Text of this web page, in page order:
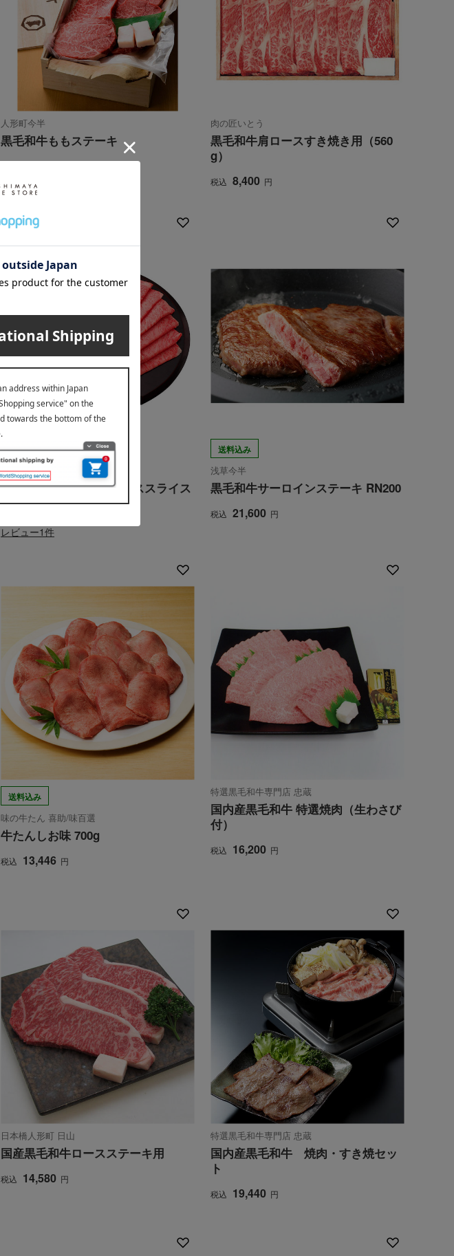
人形町今半
黒毛和牛ももステーキ
10,800
肉の匠いとう
黒毛和牛肩ロースすき焼き用（560
g）
税込 8,400 円
高島屋限定
特選黒毛和牛専門店 忠蔵
国内産黒毛和牛 特選ローススライス
レビュー1件
送料込み
浅草今半
黒毛和牛サーロインステーキ RN200
税込 21,600 円
送料込み
味の牛たん 喜助/味百選
牛たんしお味 700g
税込 13,446 円
特選黒毛和牛専門店 忠蔵
国内産黒毛和牛 特選焼肉（生わさび
付）
税込 16,200 円
日本橋人形町 日山
国産黒毛和牛ロースステーキ用
税込 14,580 円
特選黒毛和牛専門店 忠蔵
国内産黒毛和牛 焼肉・すき焼セッ
ト
税込 19,440 円